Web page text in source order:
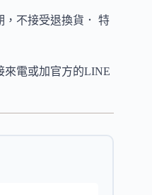
不接受退換貨． 特
電或加官方的LINE